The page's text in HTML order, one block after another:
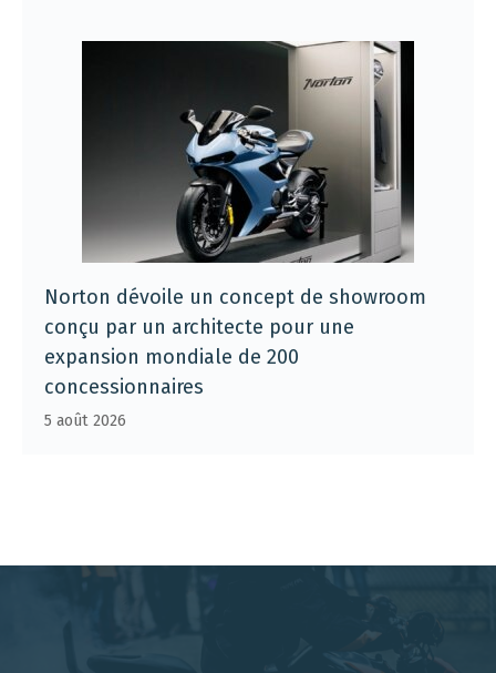
Norton dévoile un concept de showroom
conçu par un architecte pour une
expansion mondiale de 200
concessionnaires
5 août 2026